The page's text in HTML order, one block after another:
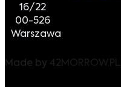
DO NAS
16/22
00-526
Warszawa
Made by 42MORROW.PL